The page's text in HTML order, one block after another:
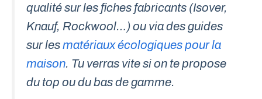
qualité sur les fiches fabricants (Isover,
Knauf, Rockwool…) ou via des guides
sur lesmatériaux écologiques pour la
maison. Tu verras vite si on te propose
du top ou du bas de gamme.